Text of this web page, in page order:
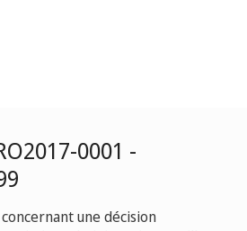
0001 -
une décision